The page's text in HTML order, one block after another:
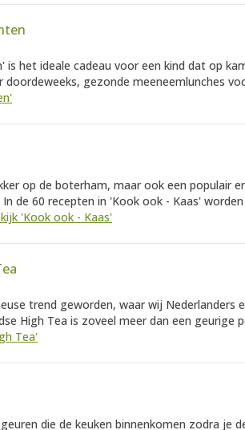
is het ideale cadeau voor een kind dat op
gezonde meeneemlunches
op de boterham, maar ook een populair
In de 60 recepten in 'Kook ook - Kaas'
'Kook ook - Kaas'
trend geworden, waar wij Nederlanders
High Tea is zoveel meer dan een geurige
Tea'
die de keuken binnenkomen zodra je